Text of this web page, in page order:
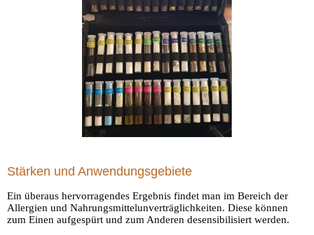
Stärken und Anwendungsgebiete
Ein überaus hervorragendes Ergebnis findet man im Bereich der
Allergien und Nahrungsmittelunverträglichkeiten. Diese können
zum Einen aufgespürt und zum Anderen desensibilisiert werden.